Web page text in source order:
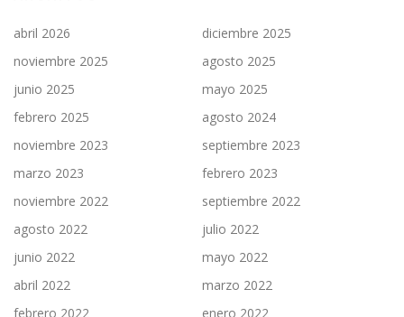
abril 2026
diciembre 2025
noviembre 2025
agosto 2025
junio 2025
mayo 2025
febrero 2025
agosto 2024
noviembre 2023
septiembre 2023
marzo 2023
febrero 2023
noviembre 2022
septiembre 2022
agosto 2022
julio 2022
junio 2022
mayo 2022
abril 2022
marzo 2022
febrero 2022
enero 2022